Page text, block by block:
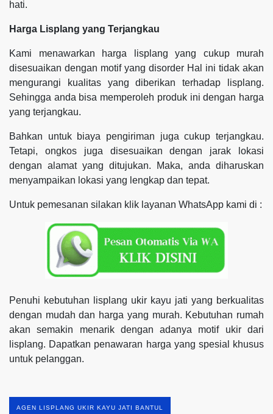
hati.
Harga Lisplang yang Terjangkau
Kami menawarkan harga lisplang yang cukup murah
disesuaikan dengan motif yang disorder Hal ini tidak akan
mengurangi kualitas yang diberikan terhadap lisplang.
Sehingga anda bisa memperoleh produk ini dengan harga
yang terjangkau.
Bahkan untuk biaya pengiriman juga cukup terjangkau.
Tetapi, ongkos juga disesuaikan dengan jarak lokasi
dengan alamat yang ditujukan. Maka, anda diharuskan
menyampaikan lokasi yang lengkap dan tepat.
Untuk pemesanan silakan klik layanan WhatsApp kami di :
Penuhi kebutuhan lisplang ukir kayu jati yang berkualitas
dengan mudah dan harga yang murah. Kebutuhan rumah
akan semakin menarik dengan adanya motif ukir dari
lisplang. Dapatkan penawaran harga yang spesial khusus
untuk pelanggan.
AGEN LISPLANG UKIR KAYU JATI BANTUL